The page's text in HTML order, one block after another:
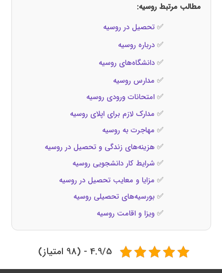
مطالب مرتبط روسیه:
✅تحصیل در روسیه
✅درباره روسیه
✅دانشگاه‌های روسیه
✅ مدارس روسیه
✅امتحانات ورودی روسیه
✅ مدارک لازم برای اپلای روسیه
✅ مهاجرت به روسیه
✅هزینه‌های زندگی و تحصیل در روسیه
✅شرایط کار دانشجویی روسیه
✅ مزایا و معایب تحصیل در روسیه
✅بورسیه‌های تحصیلی روسیه
✅ویزا و اقامت روسیه
4.9/5 - (98 امتیاز)